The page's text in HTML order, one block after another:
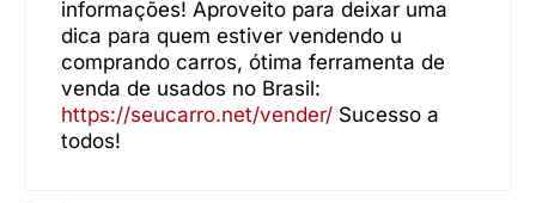
informações! Aproveito para deixar uma
dica para quem estiver vendendo u
comprando carros, ótima ferramenta de
venda de usados no Brasil:
https://seucarro.net/vender/ Sucesso a
todos!